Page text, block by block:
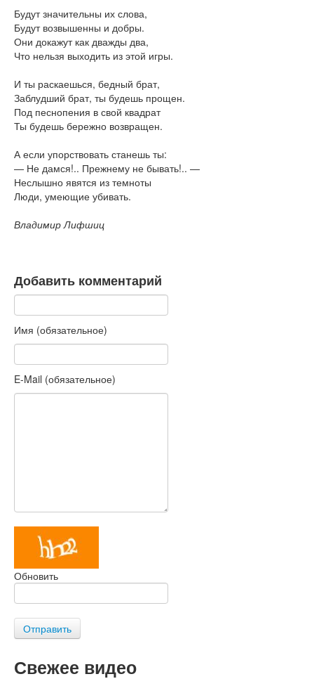
Будут значительны их слова,
Будут возвышенны и добры.
Они докажут как дважды два,
Что нельзя выходить из этой игры.
И ты раскаешься, бедный брат,
Заблудший брат, ты будешь прощен.
Под песнопения в свой квадрат
Ты будешь бережно возвращен.
А если упорствовать станешь ты:
— Не дамся!.. Прежнему не бывать!.. —
Неслышно явятся из темноты
Люди, умеющие убивать.
Владимир Лифшиц
Добавить комментарий
Имя (обязательное)
E-Mail (обязательное)
Обновить
Отправить
Свежее видео